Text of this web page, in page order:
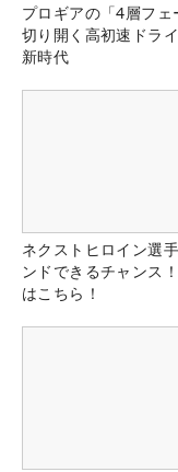
プロギアの「4層フェ
切り開く高初速ドラ
新時代
ネクストヒロイン選
ンドできるチャンス
はこちら！